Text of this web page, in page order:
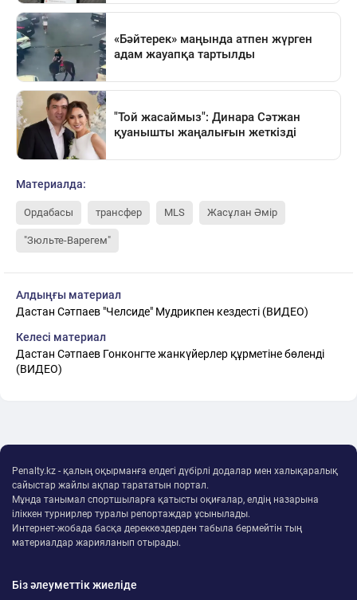
Материалда:
Ордабасы трансфер MLS Жасұлан Әмір
"Зюльте-Варегем"
Алдыңғы материал
Дастан Сәтпаев "Челсиде" Мудрикпен кездесті (ВИДЕО)
Келесі материал
Дастан Сәтпаев Гонконгте жанкүйерлер құрметіне бөленді
(ВИДЕО)
Penalty.kz - қалың оқырманға елдегі дүбірлі додалар мен халықаралық
сайыстар жайлы ақпар тарататын портал.
Мұнда танымал спортшыларға қатысты оқиғалар, елдің назарына
іліккен турнирлер туралы репортаждар ұсынылады.
Интернет-жобада басқа дереккөздерден табыла бермейтін тың
материалдар жарияланып отырады.
Біз әлеуметтік жиеліде